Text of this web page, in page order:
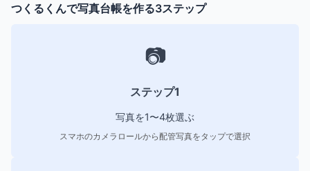
つくるくんで写真台帳を作る3ステップ
📷
ステップ1
写真を1〜4枚選ぶ
スマホのカメラロールから配管写真をタップで選択